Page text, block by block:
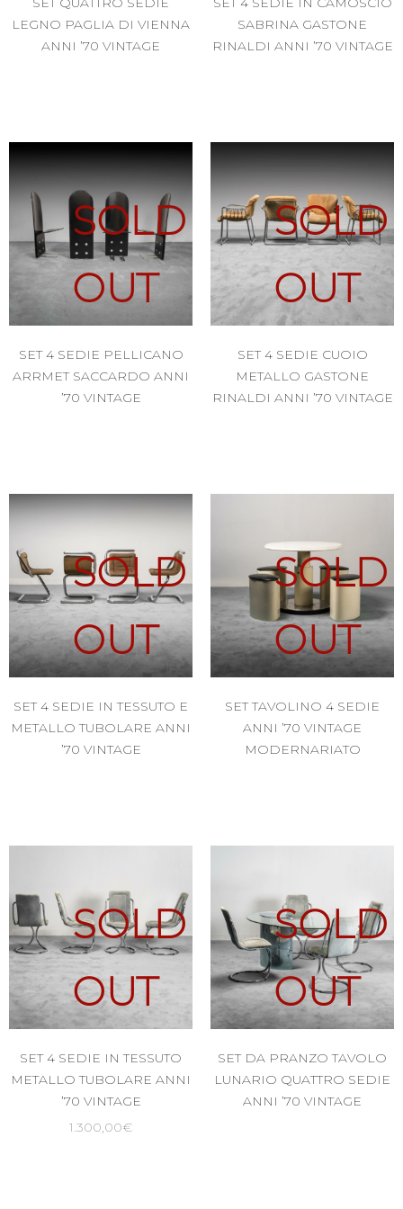
LEGNO PAGLIA DI VIENNA
ANNI ’70 VINTAGE
SABRINA GASTONE
RINALDI ANNI ’70 VINTAGE
SOLD
OUT
SET 4 SEDIE PELLICANO
ARRMET SACCARDO ANNI
’70 VINTAGE
SOLD
OUT
SET 4 SEDIE CUOIO
METALLO GASTONE
RINALDI ANNI ’70 VINTAGE
SOLD
OUT
SET 4 SEDIE IN TESSUTO E
METALLO TUBOLARE ANNI
’70 VINTAGE
SOLD
OUT
SET TAVOLINO 4 SEDIE
ANNI ’70 VINTAGE
MODERNARIATO
SOLD
OUT
SET 4 SEDIE IN TESSUTO
METALLO TUBOLARE ANNI
’70 VINTAGE
1.300,00€
SOLD
OUT
SET DA PRANZO TAVOLO
LUNARIO QUATTRO SEDIE
ANNI ’70 VINTAGE